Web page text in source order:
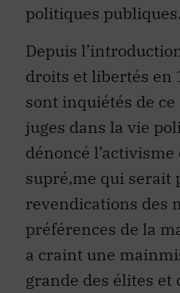
politiques publiques.
Depuis
droits et libertés en
sont inquiétés de
juges dans la vie
dénoncé l’activisme
supré‚me qui serait
revendications des
préférences de la
a craint une
grande des élites et